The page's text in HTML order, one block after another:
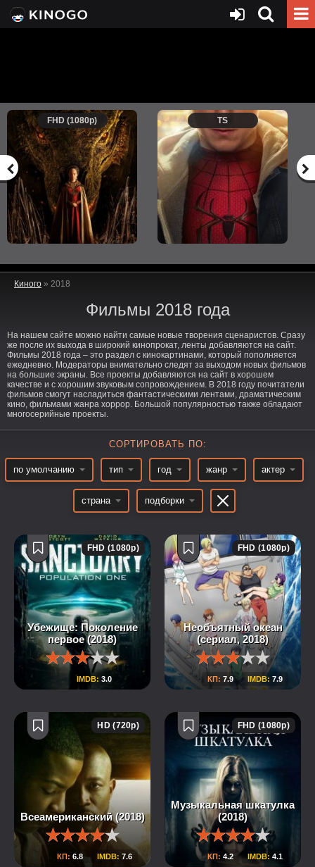
FHD (1080p) TS
Киного » 2018
Фильмы 2018 года
На нашем сайте можно найти самые новые творения сценаристов. Сразу
же после их выхода в широкий кинопрокат, ленты добавляются на сайт.
Фильмы 2018 года – это раздел с кинокартинами, который пополняется
ежедневно. Модераторы внимательно следят за выходом новых фильмов
на большие экраны. Все проекты добавляются на сайт в хорошем
качестве и с хорошим звуковым сопровождением. В 2018 году почитатели
фильмов смогут насладиться фантастическими лентами, драматическим
кино, фильмами жанра хоррор. Большой популярностью также обладают
многосерийные проекты.
СОРТИРОВАТЬ ПО:
по умолчанию тип год жанр актер
страна подборки
Убежище: Поколение
первое (2018)
IMDB: 3.0
FHD (1080p)
Необъятный океан
(сериал, 2018)
КП: 7.9 IMDB: 7.9
FHD (1080p)
Всеамериканский (2018)
КП: 6.8 IMDB: 7.6
HD (720p)
Музыкальная шкатулка
(2018)
КП: 4.2 IMDB: 4.1
FHD (1080p)